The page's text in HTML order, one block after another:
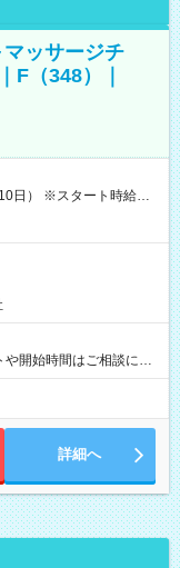
ッサージチ
F（348）｜
日） ※スタート時給は
いも選べます！ 〇交
開始時間はご相談に応
詳細へ